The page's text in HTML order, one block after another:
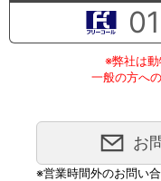
※弊社は動
一般の方へ
お
※営業時間外のお問い